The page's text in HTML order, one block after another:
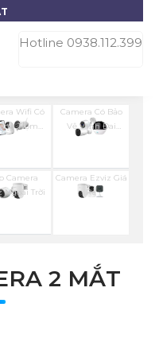
Hotline 0938.112.399
Wifi Có
Trộm
Camera Có Bảo
Vệ Vành Đai
Camera
Ngoài Trời
Camera Ezviz Giá
Rẻ
2 MẮT